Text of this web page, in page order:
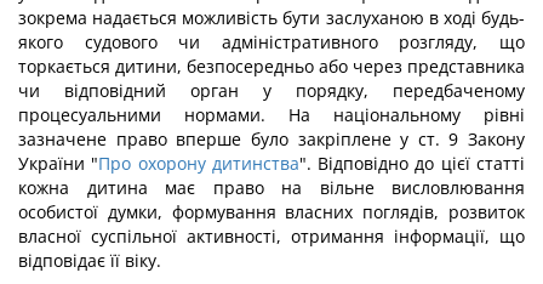
зокрема надається можливість бути заслуханою в ході будь-
якого судового чи адміністративного розгляду, що
торкається дитини, безпосередньо або через представника
чи відповідний орган у порядку, передбаченому
процесуальними нормами. На національному рівні
зазначене право вперше було закріплене у ст. 9 Закону
України "Про охорону дитинства". Відповідно до цієї статті
кожна дитина має право на вільне висловлювання
особистої думки, формування власних поглядів, розвиток
власної суспільної активності, отримання інформації, що
відповідає її віку.